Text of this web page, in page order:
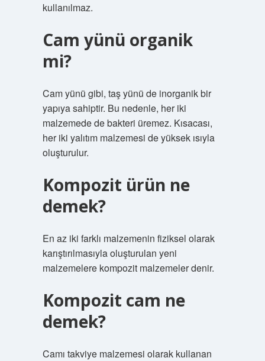
kullanılmaz.
Cam yünü organik
mi?
Cam yünü gibi, taş yünü de inorganik bir
yapıya sahiptir. Bu nedenle, her iki
malzemede de bakteri üremez. Kısacası,
her iki yalıtım malzemesi de yüksek ısıyla
oluşturulur.
Kompozit ürün ne
demek?
En az iki farklı malzemenin fiziksel olarak
karıştırılmasıyla oluşturulan yeni
malzemelere kompozit malzemeler denir.
Kompozit cam ne
demek?
Camı takviye malzemesi olarak kullanan